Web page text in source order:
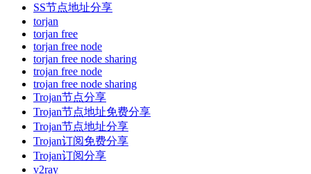
SS节点地址分享
torjan
torjan free
torjan free node
torjan free node sharing
trojan free node
trojan free node sharing
Trojan节点分享
Trojan节点地址免费分享
Trojan节点地址分享
Trojan订阅免费分享
Trojan订阅分享
v2ray